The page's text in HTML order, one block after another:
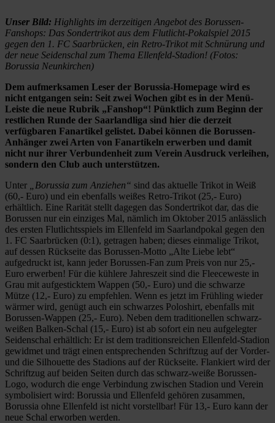
Unser Bild: Highlights im derzeitigen Angebot des Borussen-
Fanshops: Das Sondertrikot aus dem Flutlicht-Pokalspiel 2015
gegen den 1. FC Saarbrücken, ein Retro-Trikot mit Schnürung und
der neue Seidenschal zum Thema Ellenfeld-Stadion! (Fotos:
Borussia Neunkirchen)
Dem aufmerksamen Leser der Borussia-Homepage wird es
nicht entgangen sein: Seit zwei Wochen gibt es in der Menü-
Leiste die neue Rubrik „Fanshop“! Pünktlich zum Beginn der
restlichen Runde der Saarlandliga sind hier die derzeit
verfügbaren Fanartikel gelistet. Dabei können die Borussen-
Anhänger zwei Arten von Fanartikeln erwerben und damit
nicht nur ihrer Verbundenheit zum Verein Ausdruck verleihen,
sondern den Club auch unterstützen.
Unter
„Borussia zum Anziehen“ sind das aktuelle Trikot in Weiß
(60,- Euro) und ein ebenfalls weißes Retro-Trikot (25,- Euro)
erhältlich. Eine Rarität stellt dagegen das Sondertrikot dar, das die
Borussen nur ein einziges Mal, nämlich im Oktober 2015 anlässlich
des ersten Flutlichtsspiels im Ellenfeld im Saarlandpokal gegen den
1. FC Saarbrücken (0:1), getragen haben; dieses einmalige Trikot,
auf dessen Rückseite das Borussen-Motto „Alte Liebe lebt“
aufgedruckt ist, kann jeder Borussen-Fan zum Preis von nur 25,-
Euro erwerben! Für die kühlere Jahreszeit sind die Fleeceweste in
Grau mit aufgesticktem Wappen (50,- Euro) und die schwarze
Mütze (12,- Euro) zu empfehlen. Wenn es jetzt im Frühling wieder
wärmer wird, genügt auch ein schwarzes Poloshirt, ebenfalls mit
Borussen-Wappen (25,- Euro). Neben dem traditionellen schwarz-
weißen Balken-Schal (15,- Euro) ist ab sofort ein neu aufgelegter
Seidenschal erhältlich: Er ist dem traditionsreichen Ellenfeld-Stadion
gewidmet und trägt einen entsprechenden Schriftzug auf der Vorder-
und die Silhouette des Stadions auf der Rückseite. Flankiert wird der
Schriftzug auf beiden Seiten durch das schwarz-weiße Borussen-
Logo, wodurch die enge Verbindung zwischen Stadion und Verein
symbolisiert wird: Borussia und Ellenfeld gehören zusammen,
Borussia ohne Ellenfeld ist nicht vorstellbar! Für 13,- Euro kann der
neue Schal erworben werden.